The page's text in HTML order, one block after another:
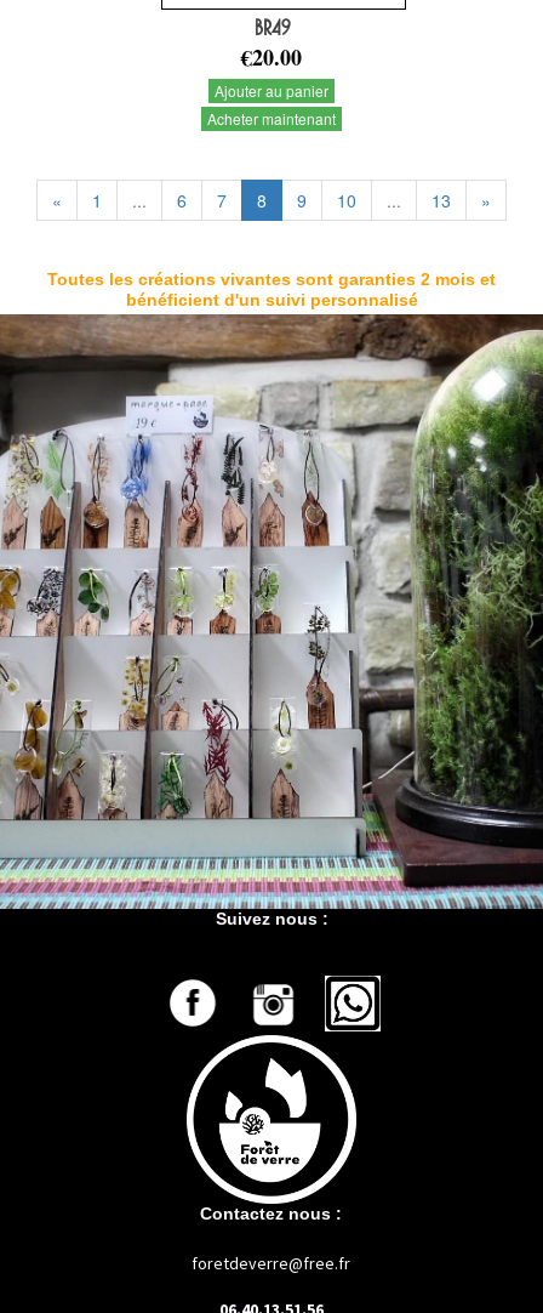
BR49
€20.00
Ajouter au panier
Acheter maintenant
« 1 ... 6 7 8 9 10 ... 13 »
Toutes les créations vivantes sont garanties 2 mois et
bénéficient d'un suivi personnalisé
Suivez nous :
Contactez nous :
foretdeverre@free.fr